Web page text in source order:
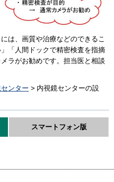
は、画質や治療などのできるこ
「人間ドックで精密検査を指摘
ラがお勧めです。担当医と相談
ンター > 内視鏡センターの設
スマートフォン版